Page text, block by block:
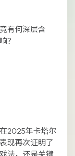
有何深层含
？
2025年卡塔尔
现再次证明了
法，还是关键